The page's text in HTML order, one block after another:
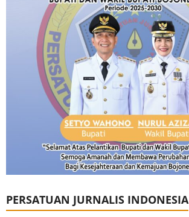
PERSATUAN JURNALIS INDONESIA